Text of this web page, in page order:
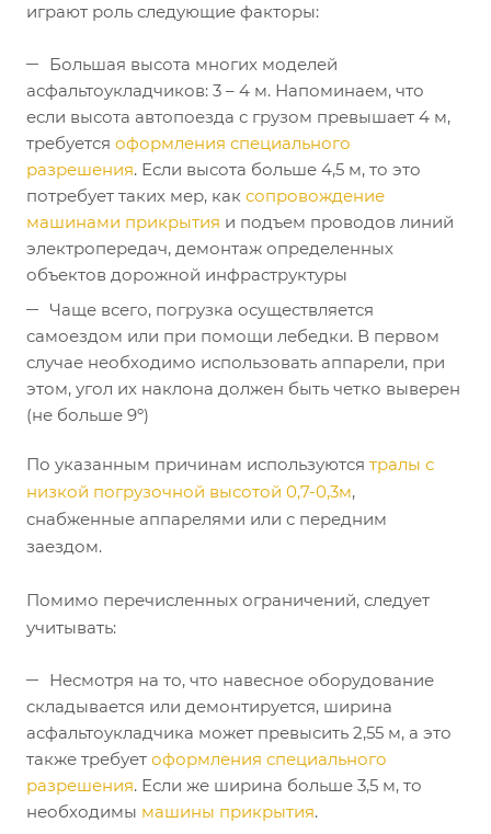
играют роль следующие факторы:
Большая высота многих моделей
асфальтоукладчиков: 3 – 4 м. Напоминаем, что
если высота автопоезда с грузом превышает 4 м,
требуется оформления специального
разрешения. Если высота больше 4,5 м, то это
потребует таких мер, как сопровождение
машинами прикрытия и подъем проводов линий
электропередач, демонтаж определенных
объектов дорожной инфраструктуры
Чаще всего, погрузка осуществляется
самоездом или при помощи лебедки. В первом
случае необходимо использовать аппарели, при
этом, угол их наклона должен быть четко выверен
(не больше 9º)
По указанным причинам используются тралы с
низкой погрузочной высотой 0,7-0,3м,
снабженные аппарелями или с передним
заездом.
Помимо перечисленных ограничений, следует
учитывать:
Несмотря на то, что навесное оборудование
складывается или демонтируется, ширина
асфальтоукладчика может превысить 2,55 м, а это
также требует оформления специального
разрешения. Если же ширина больше 3,5 м, то
необходимы машины прикрытия.